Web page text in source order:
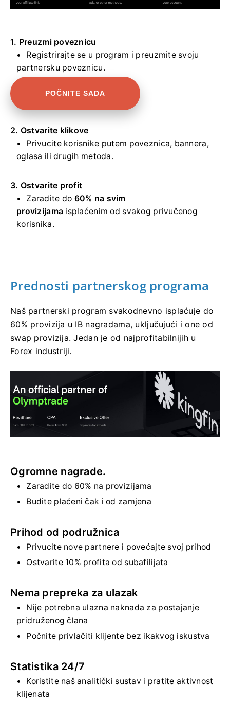
1. Preuzmi poveznicu
Registrirajte se u program i preuzmite svoju
partnersku poveznicu.
POČNITE SADA
2. Ostvarite klikove
Privucite korisnike putem poveznica, bannera,
oglasa ili drugih metoda.
3. Ostvarite profit
Zaradite do 60% na svim
provizijama isplaćenim od svakog privučenog
korisnika.
Prednosti partnerskog programa
Naš partnerski program svakodnevno isplaćuje do
60% provizija u IB nagradama, uključujući i one od
swap provizija. Jedan je od najprofitabilnijih u
Forex industriji.
Ogromne nagrade.
Zaradite do 60% na provizijama
Budite plaćeni čak i od zamjena
Prihod od podružnica
Privucite nove partnere i povećajte svoj prihod
Ostvarite 10% profita od subafilijata
Nema prepreka za ulazak
Nije potrebna ulazna naknada za postajanje
pridruženog člana
Počnite privlačiti klijente bez ikakvog iskustva
Statistika 24/7
Koristite naš analitički sustav i pratite aktivnost
klijenata